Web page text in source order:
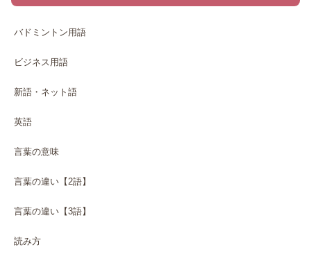
バドミントン用語
ビジネス用語
新語・ネット語
英語
言葉の意味
言葉の違い【2語】
言葉の違い【3語】
読み方